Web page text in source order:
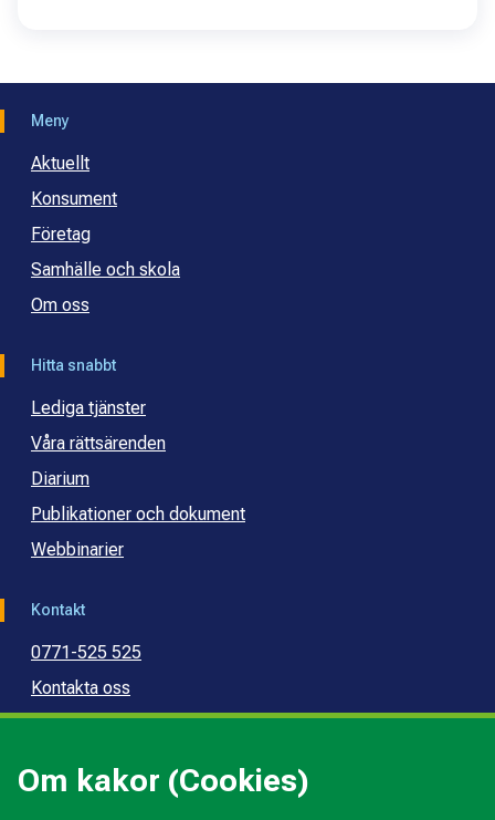
Om kakor (Cookies)
Meny
Aktuellt
Konsument
Företag
Samhälle och skola
Om oss
Hitta snabbt
Lediga tjänster
Våra rättsärenden
Diarium
Publikationer och dokument
Webbinarier
Kontakt
0771-525 525
Kontakta oss
Press
Kommunal budget- och skuldrådgivning